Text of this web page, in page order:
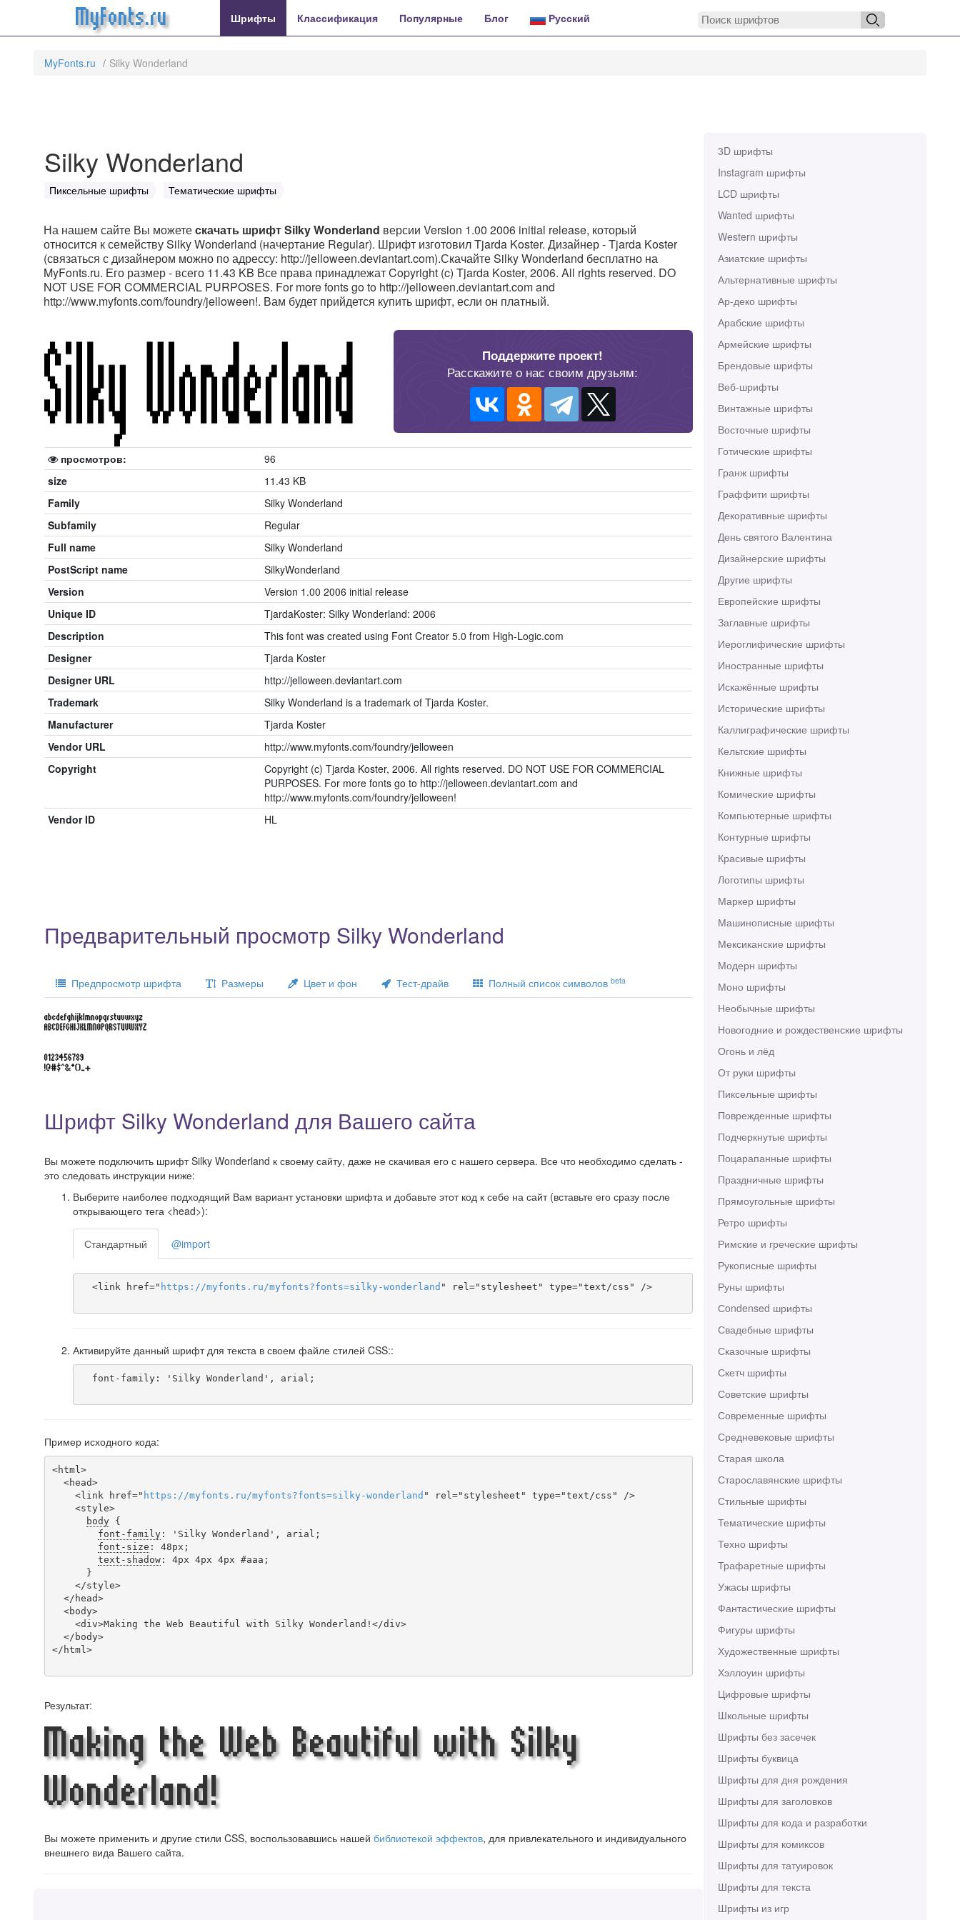
MyFonts.ru Шрифты Классификация Популярные Блог Русский
MyFonts.ru Silky Wonderland
3D шрифты
Instagram шрифты
LCD шрифты
Wanted шрифты
Western шрифты
Азиатские шрифты
Альтернативные шрифты
Ар-деко шрифты
Арабские шрифты
Армейские шрифты
Брендовые шрифты
Веб-шрифты
Винтажные шрифты
Восточные шрифты
Готические шрифты
Гранж шрифты
Граффити шрифты
Декоративные шрифты
День святого Валентина
Дизайнерские шрифты
Другие шрифты
Европейские шрифты
Заглавные шрифты
Иероглифические шрифты
Иностранные шрифты
Искажённые шрифты
Исторические шрифты
Каллиграфические шрифты
Кельтские шрифты
Книжные шрифты
Комические шрифты
Компьютерные шрифты
Контурные шрифты
Красивые шрифты
Логотипы шрифты
Маркер шрифты
Машинописные шрифты
Мексиканские шрифты
Модерн шрифты
Моно шрифты
Необычные шрифты
Новогодние и рождественские шрифты
Огонь и лёд
От руки шрифты
Пиксельные шрифты
Поврежденные шрифты
Подчеркнутые шрифты
Поцарапанные шрифты
Праздничные шрифты
Прямоугольные шрифты
Ретро шрифты
Римские и греческие шрифты
Рукописные шрифты
Руны шрифты
Сondensed шрифты
Свадебные шрифты
Сказочные шрифты
Скетч шрифты
Советские шрифты
Современные шрифты
Средневековые шрифты
Старая школа
Старославянские шрифты
Стильные шрифты
Тематические шрифты
Техно шрифты
Трафаретные шрифты
Ужасы шрифты
Фантастические шрифты
Фигуры шрифты
Художественные шрифты
Хэллоуин шрифты
Цифровые шрифты
Школьные шрифты
Шрифты без засечек
Шрифты буквица
Шрифты для дня рождения
Шрифты для заголовков
Шрифты для кода и разработки
Шрифты для комиксов
Шрифты для татуировок
Шрифты для текста
Шрифты из игр
Silky Wonderland
Пиксельные шрифты Тематические шрифты
На нашем сайте Вы можетескачать шрифт Silky Wonderland версии Version 1.00 2006 initial release, который
относится к семейству Silky Wonderland (начертание Regular). Шрифт изготовил Tjarda Koster. Дизайнер - Tjarda Koster
(связаться с дизайнером можно по адрессу: http://jelloween.deviantart.com).Скачайте Silky Wonderland бесплатно на
MyFonts.ru. Его размер - всего 11.43 KB Все права принадлежат Copyright (c) Tjarda Koster, 2006. All rights reserved. DO
NOT USE FOR COMMERCIAL PURPOSES. For more fonts go to http://jelloween.deviantart.com and
http://www.myfonts.com/foundry/jelloween!. Вам будет прийдется купить шрифт, если он платный.
Поддержите проект!
Расскажите о нас своим друзьям:
просмотров:
96
size
11.43 KB
Family
Silky Wonderland
Subfamily
Regular
Full name
Silky Wonderland
PostScript name
SilkyWonderland
Version
Version 1.00 2006 initial release
Unique ID
TjardaKoster: Silky Wonderland: 2006
Description
This font was created using Font Creator 5.0 from High-Logic.com
Designer
Tjarda Koster
Designer URL
http://jelloween.deviantart.com
Trademark
Silky Wonderland is a trademark of Tjarda Koster.
Manufacturer
Tjarda Koster
Vendor URL
http://www.myfonts.com/foundry/jelloween
Copyright
Copyright (c) Tjarda Koster, 2006. All rights reserved. DO NOT USE FOR COMMERCIAL
PURPOSES. For more fonts go to http://jelloween.deviantart.com and
http://www.myfonts.com/foundry/jelloween!
Vendor ID
HL
Предварительный просмотр Silky Wonderland
Предпросмотр шрифта Размеры Цвет и фон Тест-драйв Полный список символов beta
Шрифт Silky Wonderland для Вашего сайта
Вы можете подключить шрифт Silky Wonderland к своему сайту, даже не скачивая его с нашего сервера. Все что необходимо сделать -
это следовать инструкции ниже:
Выберите наиболее подходящий Вам вариант установки шрифта и добавьте этот код к себе на сайт (вставьте его сразу после
открывающего тега <head>):
Стандартный @import
  <link href="
https ://myfonts . ru /myfonts?fonts=silky-wonderland " rel="stylesheet" type="text/css" />
Активируйте данный шрифт для текста в своем файле стилей CSS::
Пример исходного кода:
<html>
    <link href="
https ://myfonts . ru /myfonts?fonts=silky-wonderland " rel="stylesheet" type="text/css" />
body {
font-family: 'Silky Wonderland', arial;
font-size : 48px;
text-shadow: 4px 4px 4px #aaa;
</html>
Результат:
Making the Web Beautiful with Silky
Wonderland!
Вы можете применить и другие стили CSS, воспользовавшись нашей библиотекой эффектов, для привлекательного и индивидуального
внешнего вида Вашего сайта.